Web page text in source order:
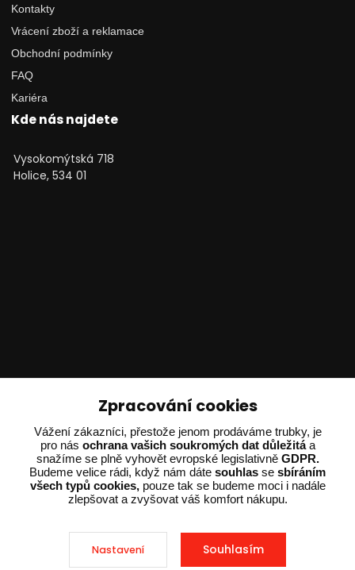
Kontakty
Vrácení zboží a reklamace
Obchodní podmínky
FAQ
Kariéra
Kde nás najdete
Vysokomýtská 718
Holice, 534 01
Ing. Adam Dvořák
+420 602 234 254
(Po-Pá 8:00 - 15:00)
potrebujiporadit@dvorak-karlik.cz
Zpracování cookies
Vážení zákazníci, přestože jenom prodáváme trubky, je
pro nás ochrana vašich soukromých dat důležitáa
snažíme se plně vyhovět evropské legislativně GDPR.
Budeme velice rádi, když nám dáte souhlas se sbíráním
všech typů cookies,pouze tak se budeme moci i nadále
zlepšovat a zvyšovat váš komfort nákupu.
Nastavení Souhlasím